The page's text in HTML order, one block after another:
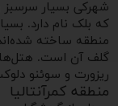
که بلک نام دارد.
منطقه ساخته
گلف آن است.
ریزورت و سوئنو
منطقه کمرآنتالیا